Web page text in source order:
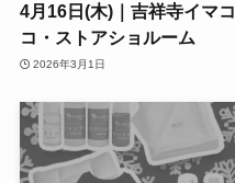
4月16日(木)｜吉祥寺イマコ
コ・ストアショルーム
2026年3月1日